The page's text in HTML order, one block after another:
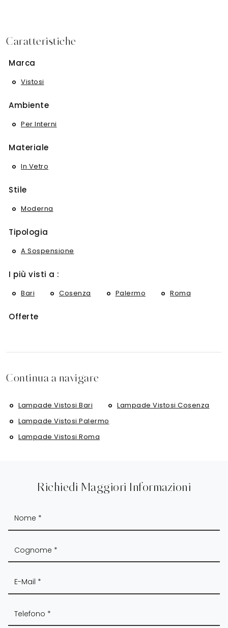
Caratteristiche
Marca
Vistosi
Ambiente
Per Interni
Materiale
In Vetro
Stile
Moderna
Tipologia
A Sospensione
I più visti a :
Bari Cosenza Palermo Roma
Offerte
Continua a navigare
Lampade Vistosi Bari
Lampade Vistosi Cosenza
Lampade Vistosi Palermo
Lampade Vistosi Roma
Richiedi Maggiori Informazioni